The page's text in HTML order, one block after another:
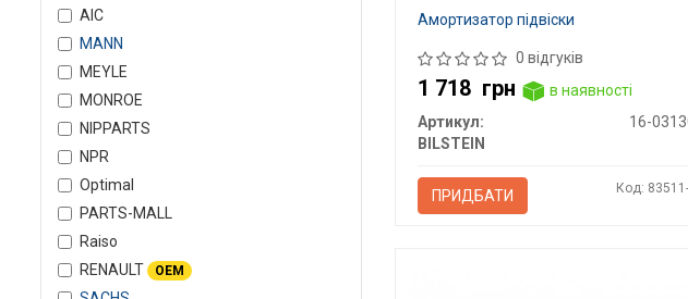
AIC
MANN
MEYLE
MONROE
NIPPARTS
NPR
Optimal
PARTS-MALL
Raiso
RENAULT
OEM
Амортизатор підвіски
0 відгуків
1 718 грн
в наявності
Артикул:
16-
BILSTEIN
ПРИДБАТИ Код: